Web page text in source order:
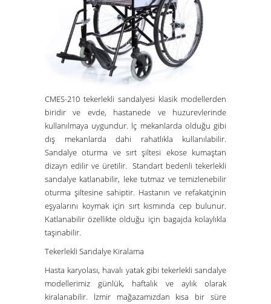
CMES-210 tekerlekli sandalyesi klasik modellerden
biridir ve evde, hastanede ve huzurevlerinde
kullanılmaya uygundur. İç mekanlarda olduğu gibi
dış mekanlarda dahi rahatlıkla kullanılabilir.
Sandalye oturma ve sırt şiltesi ekose kumaştan
dizayn edilir ve üretilir. Standart bedenli tekerlekli
sandalye katlanabilir, leke tutmaz ve temizlenebilir
oturma şiltesine sahiptir. Hastanın ve refakatçinin
eşyalarını koymak için sırt kısmında cep bulunur.
Katlanabilir özellikte olduğu için bagajda kolaylıkla
taşınabilir.
Tekerlekli Sandalye Kiralama
Hasta karyolası, havalı yatak gibi tekerlekli sandalye
modellerimiz günlük, haftalık ve aylık olarak
kiralanabilir. İzmir mağazamızdan kısa bir süre